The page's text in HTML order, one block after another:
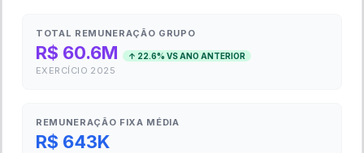
TOTAL REMUNERAÇÃO GRUPO
R$ 60.6M ↑ 22.6% VS ANO ANTERIOR
EXERCÍCIO 2025
REMUNERAÇÃO FIXA MÉDIA
R$ 643K